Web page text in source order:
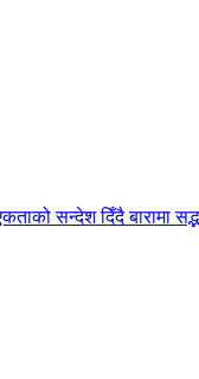
सन्देश दिँदै बारामा